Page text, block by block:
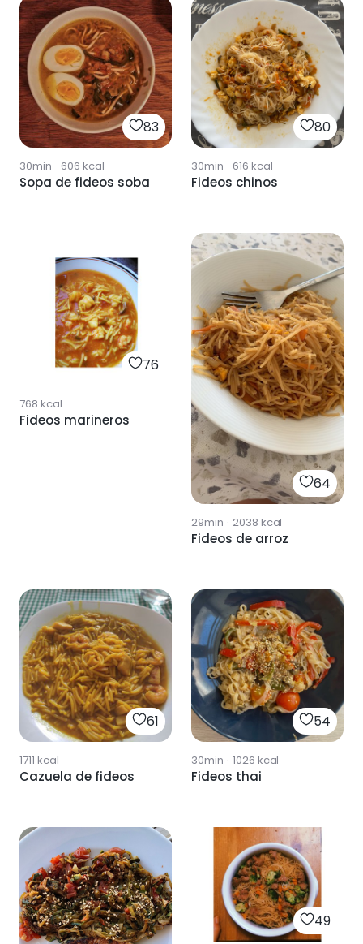
83
30min · 606 kcal
Sopa de fideos soba
80
30min · 616 kcal
Fideos chinos
76
768 kcal
Fideos marineros
64
29min · 2038 kcal
Fideos de arroz
61
1711 kcal
Cazuela de fideos
54
30min · 1026 kcal
Fideos thai
49